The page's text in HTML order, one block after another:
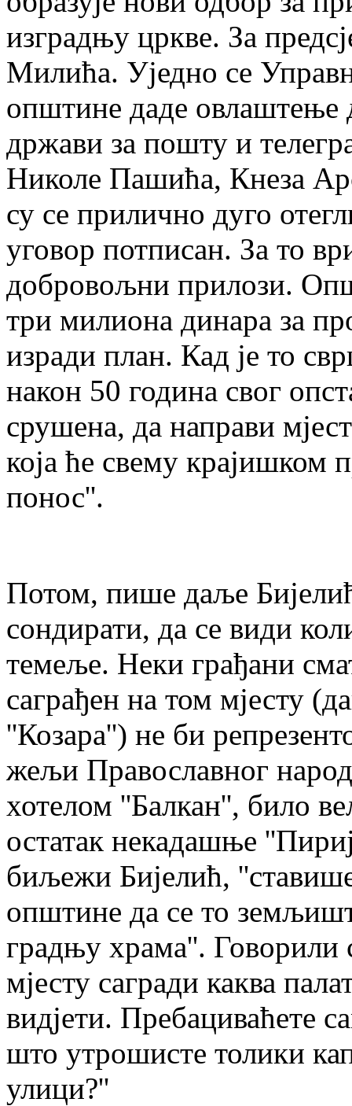
изградњу цркве. За
Милића. Уједно се
општине даде овлаштење
држави за пошту и
Николе Пашића, Кнеза
су се прилично дуго
уговор потписан. За то
добровољни прилози.
три милиона динара за
изради план. Кад је то
након 50 година свог
срушена, да направи
која ће свему крајишком
понос''.
Потом, пише даље
сондирати, да се види
темеље. Неки грађани
саграђен на том мјесту
''Козара'') не би
жељи Православног
хотелом ''Балкан'', било
остатак некадашње
биљежи Бијелић,
општине да се то
градњу храма''. Говорили
мјесту сагради каква
видјети. Пребациваћете
што утрошисте толики
улици?''